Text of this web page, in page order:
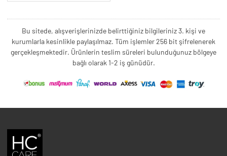
Bu sitede, alışverişlerinizde belirttiğiniz bilgileriniz 3. kişi ve
kurumlarla kesinlikle paylaşılmaz. Tüm işlemler 256 bit şifrelenerek
gerçekleşmektedir. Ürünlerin teslim süreleri bulunduğunuz bölgeye
bağlı olarak 1-2 iş günüdür.